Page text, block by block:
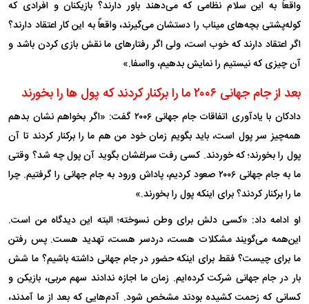
واقعاً به این سلام نظامی که می‌دهند باور دارند؟ بازیکنان و افرادی که
کوله‌پشتی بچه‌های میناب را دستشان می‌گیرند، واقعاً به این کار اعتقاد دارند؟
اگر اعتقاد دارند که خوب است، ولی اگر رفتارهای ما نقش بازی کردن باشد و
آن چیزی که نیستیم را نمایش بدهیم، وااسفا.»
بعد از جام جهانی ۲۰۰۶ ما را برکنار کردند که پول ها را بخورند
دادکان با یادآوری اتفاقات جام جهانی ۲۰۰۶ گفت: «اگر بخواهم نشان بدهم
همه‌چیز سر پول است، باید بگویم زمان خود من هم ما را برکنار کردند تا آن
پول را بخورند؛ که خوردند. کسی رفت سراغشان بگوید آن پول چه شد؟ وقتی
ما به جام جهانی ۲۰۰۶ صعود کردیم، پاداش ورود به جام جهانی را گرفتیم. چرا
ما را برکنار کردند؟ برای اینکه پول را بخورند.»
او ادامه داد: «کسی دلش برای وطن نسوخته؛ البته این دیدگاه من است.
این‌همه می‌گویند مشکلات هست، دردسر هست، تهدید هست. پس رفتن
ما برای چیست؟ فقط برای اینکه حضور در جام جهانی داشته باشیم؟ ما شش
بار در جام جهانی شرکت کرده‌ایم. زمان ما اجازه ندادند سهم مربی، بازیکن و
کسانی که زحمت کشیده بودند مشخص شود. آدم‌هایی که بعد از ما آمدند،